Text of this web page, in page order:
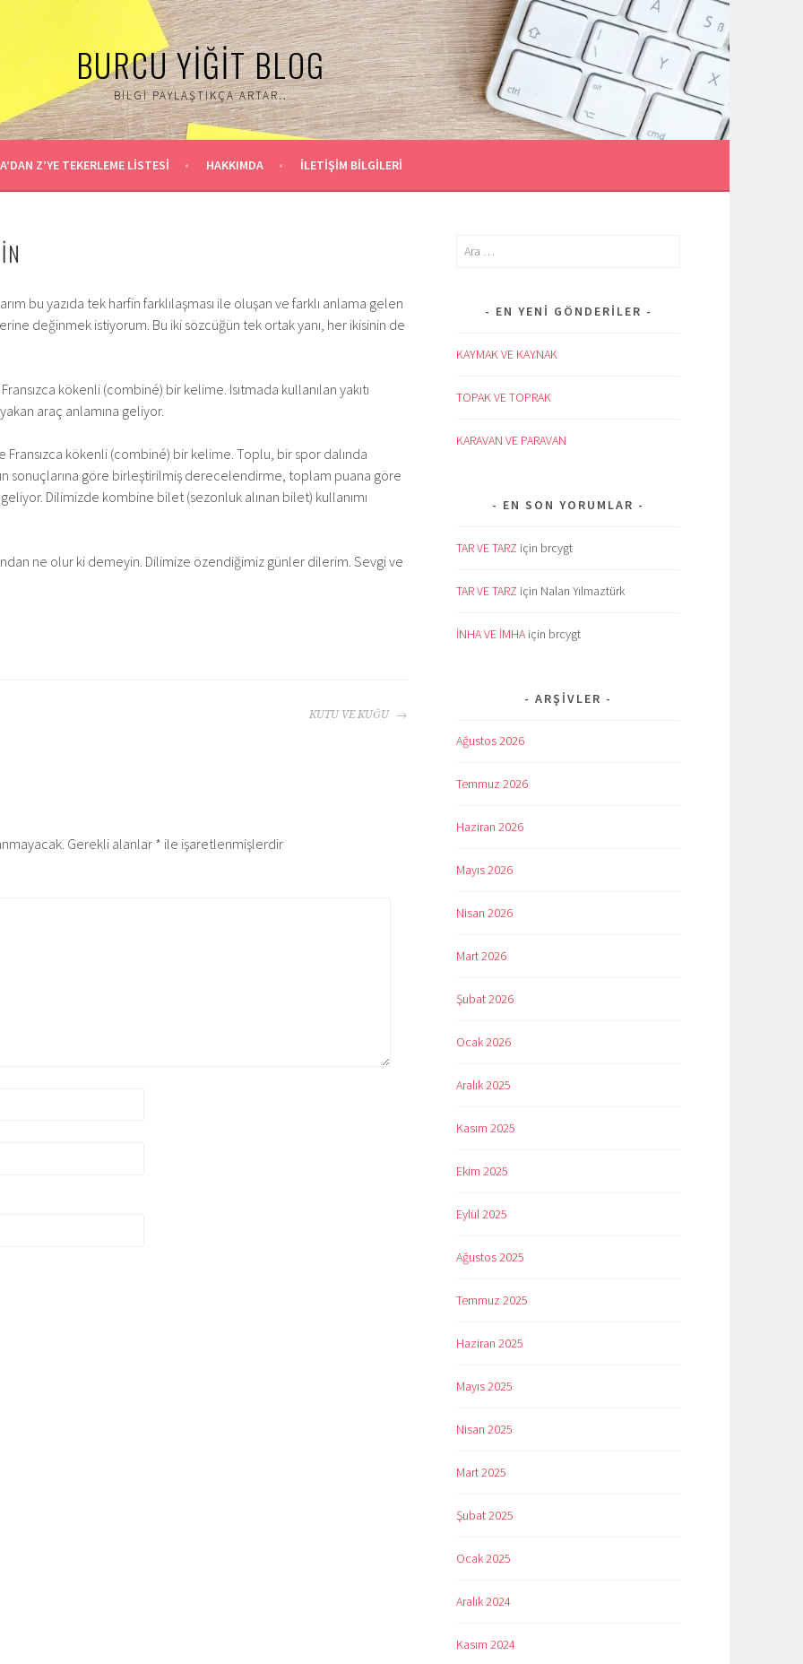
BURCU YIĞIT BLOG
BILGI PAYLAŞTIKÇA ARTAR..
A’DAN Z’YE TEKERLEME LİSTESİ HAKKIMDA İLETİŞİM BİLGİLERİ
bu yazıda tek harfin farklılaşması ile oluşan ve farklı anlama gelen
değinmek istiyorum. Bu iki sözcüğün tek ortak yanı, her ikisinin de
kökenli (combiné) bir kelime. Isıtmada kullanılan yakıtı
araç anlamına geliyor.
Fransızca kökenli (combiné) bir kelime. Toplu, bir spor dalında
sonuçlarına göre birleştirilmiş derecelendirme, toplam puana göre
Dilimizde kombine bilet (sezonluk alınan bilet) kullanımı
ne olur ki demeyin. Dilimize özendiğimiz günler dilerim. Sevgi ve
KUTU VE KUĞU
Gerekli alanlar * ile işaretlenmişlerdir
Arama:
EN YENI GÖNDERILER
KAYMAK VE KAYNAK
TOPAK VE TOPRAK
KARAVAN VE PARAVAN
EN SON YORUMLAR
TAR VE TARZ için brcygt
TAR VE TARZ için Nalan Yılmaztürk
İNHA VE İMHA için brcygt
ARŞIVLER
Ağustos 2026
Temmuz 2026
Haziran 2026
Mayıs 2026
Nisan 2026
Mart 2026
Şubat 2026
Ocak 2026
Aralık 2025
Kasım 2025
Ekim 2025
Eylül 2025
Ağustos 2025
Temmuz 2025
Haziran 2025
Mayıs 2025
Nisan 2025
Mart 2025
Şubat 2025
Ocak 2025
Aralık 2024
Kasım 2024